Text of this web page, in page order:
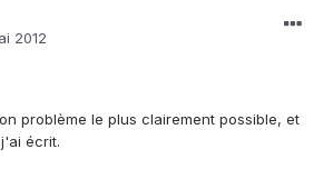
2012
problème le plus clairement possible, et
écrit.